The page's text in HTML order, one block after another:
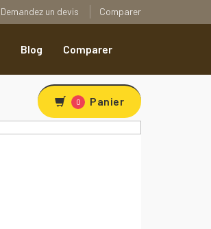
Demandez un devis Comparer
Blog Comparer
0 Panier